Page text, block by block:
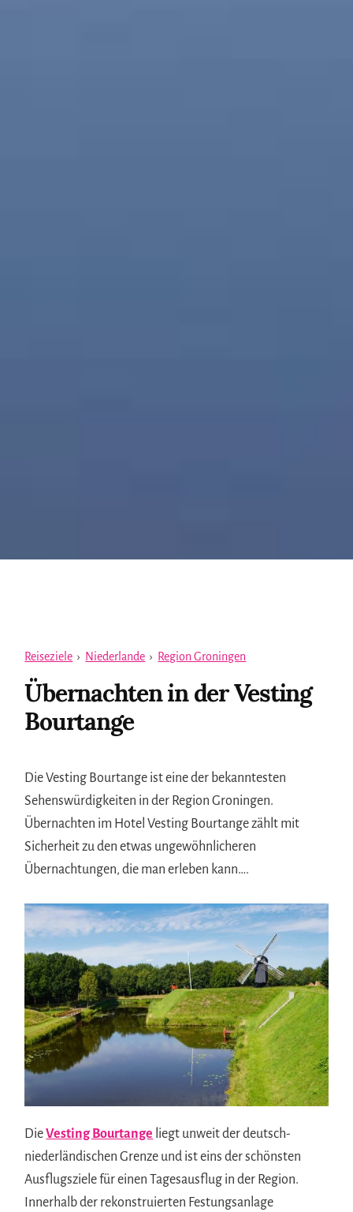
Reiseziele › Niederlande › Region Groningen
Übernachten in der Vesting
Bourtange
Die Vesting Bourtange ist eine der bekanntesten
Sehenswürdigkeiten in der Region Groningen.
Übernachten im Hotel Vesting Bourtange zählt mit
Sicherheit zu den etwas ungewöhnlicheren
Übernachtungen, die man erleben kann….
DieVesting Bourtange liegt unweit der deutsch-
niederländischen Grenze und ist eins der schönsten
Ausflugsziele für einen Tagesausflug in der Region.
Innerhalb der rekonstruierten Festungsanlage